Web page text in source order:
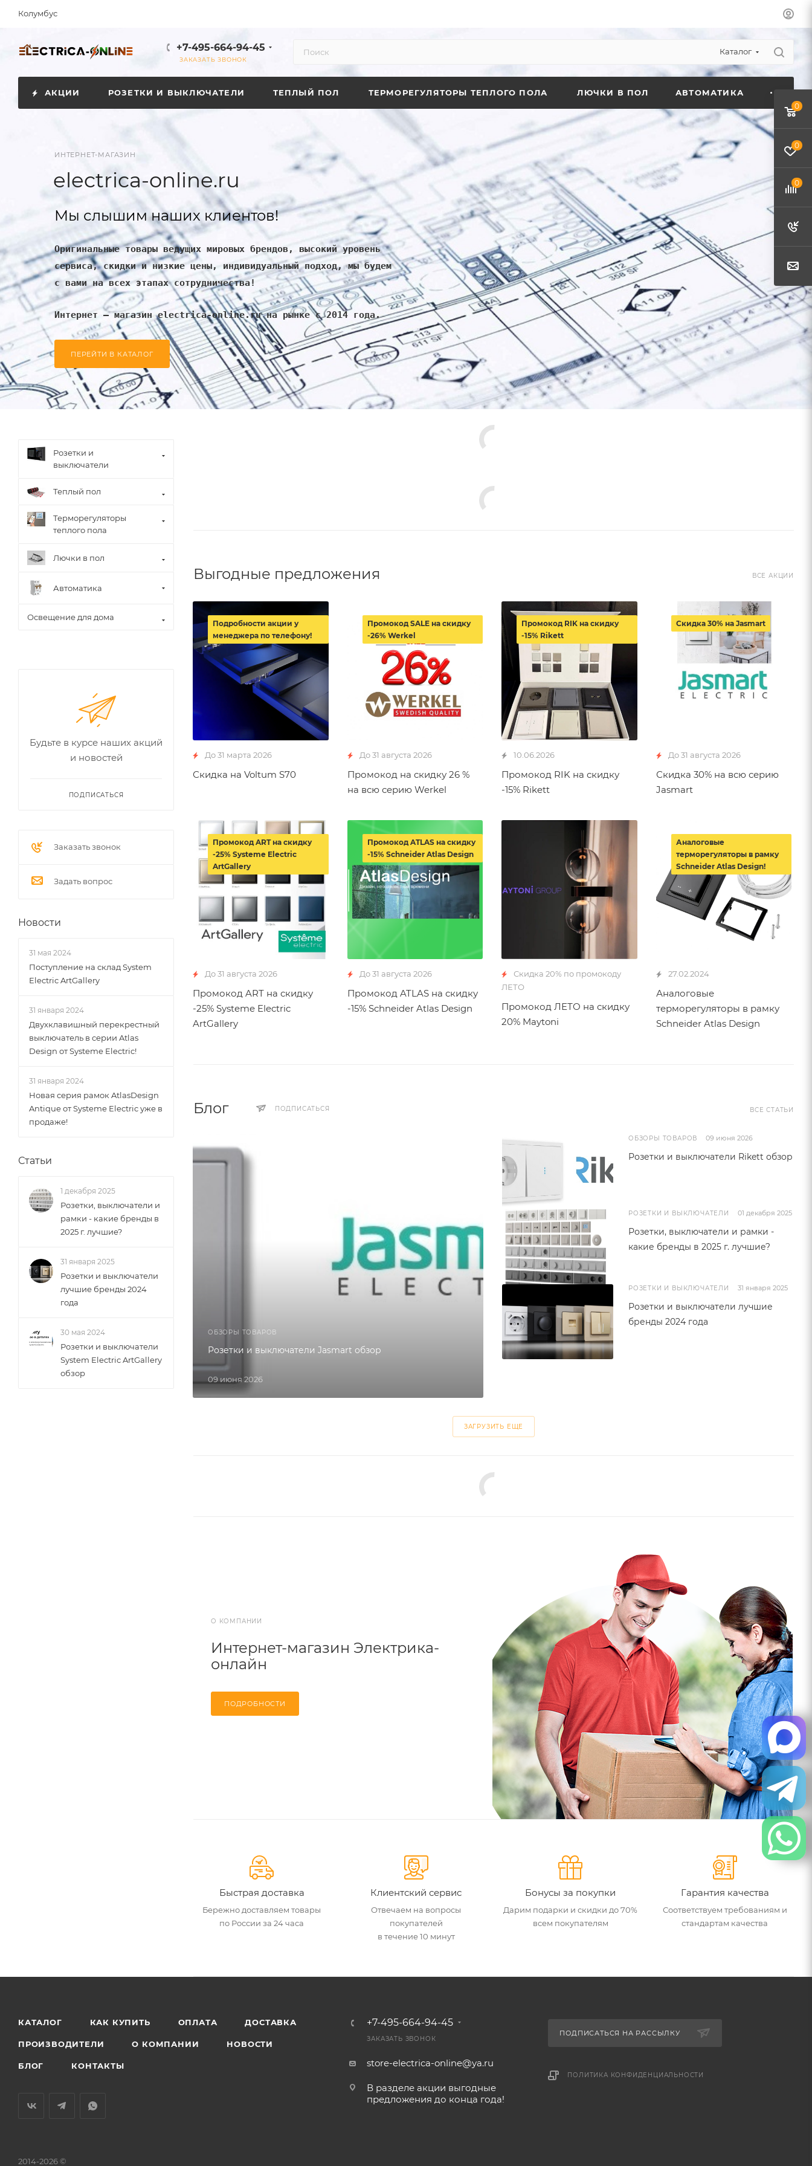
Колумбус
+7-495-664-94-45
ЗАКАЗАТЬ ЗВОНОК
Каталог
АКЦИИ РОЗЕТКИ И ВЫКЛЮЧАТЕЛИ ТЕПЛЫЙ ПОЛ ТЕРМОРЕГУЛЯТОРЫ ТЕПЛОГО ПОЛА ЛЮЧКИ В ПОЛ АВТОМАТИКА
ИНТЕРНЕТ-МАГАЗИН
electrica-online.ru
Мы слышим наших клиентов!
Оригинальные товары ведущих мировых брендов, высокий уровень
сервиса, скидки и низкие цены, индивидуальный подход, мы будем
с вами на всех этапах сотрудничества!
Интернет – магазин electrica-online.ru на рынке с 2014 года.
ПЕРЕЙТИ В КАТАЛОГ
Выгодные предложения ВСЕ АКЦИИ
До 31 марта 2026
Скидка на Voltum S70
Подробности акции у
менеджера по телефону!
До 31 августа 2026
Промокод на скидку 26 %
на всю серию Werkel
Промокод SALE на скидку
-26% Werkel
10.06.2026
Промокод RIK на скидку
-15% Rikett
Промокод RIK на скидку
-15% Rikett
До 31 августа 2026
Скидка 30% на всю серию
Jasmart
Скидка 30% на Jasmart
До 31 августа 2026
Промокод ART на скидку
-25% Systeme Electric
ArtGallery
Промокод ART на скидку
-25% Systeme Electric
ArtGallery
До 31 августа 2026
Промокод ATLAS на скидку
-15% Schneider Atlas Design
Промокод ATLAS на скидку
-15% Schneider Atlas Design
Скидка 20% по промокоду
ЛЕТО
Промокод ЛЕТО на скидку
20% Maytoni
27.02.2024
Аналоговые
терморегуляторы в рамку
Schneider Atlas Design
Аналоговые
терморегуляторы в рамку
Schneider Atlas Design!
Блог ПОДПИСАТЬСЯ ВСЕ СТАТЬИ
ОБЗОРЫ ТОВАРОВ
09 июня 2026
Розетки и выключатели Jasmart обзор
ОБЗОРЫ ТОВАРОВ 09 июня 2026
Розетки и выключатели Rikett обзор
РОЗЕТКИ И ВЫКЛЮЧАТЕЛИ 01 декабря 2025
Розетки, выключатели и рамки -
какие бренды в 2025 г. лучшие?
РОЗЕТКИ И ВЫКЛЮЧАТЕЛИ 31 января 2025
Розетки и выключатели лучшие
бренды 2024 года
ЗАГРУЗИТЬ ЕЩЕ
О КОМПАНИИ
Интернет-магазин Электрика-
онлайн
ПОДРОБНОСТИ
Быстрая доставка
Бережно доставляем товары
по России за 24 часа
Клиентский сервис
Отвечаем на вопросы
покупателей
в течение 10 минут
Бонусы за покупки
Дарим подарки и скидки до 70%
всем покупателям
Гарантия качества
Соответствуем требованиям и
стандартам качества
Розетки и
выключатели
Теплый пол
Терморегуляторы
теплого пола
Лючки в пол
Автоматика
Освещение для дома
Будьте в курсе наших акций
и новостей
ПОДПИСАТЬСЯ
Заказать звонок
Задать вопрос
Новости
31 мая 2024
Поступление на склад System
Electric ArtGallery
31 января 2024
Двухклавишный перекрестный
выключатель в серии Atlas
Design от Systeme Electric!
31 января 2024
Новая серия рамок AtlasDesign
Antique от Systeme Electric уже в
продаже!
Статьи
1 декабря 2025
Розетки, выключатели и
рамки - какие бренды в
2025 г. лучшие?
31 января 2025
Розетки и выключатели
лучшие бренды 2024
года
30 мая 2024
Розетки и выключатели
System Electric ArtGallery
обзор
КАТАЛОГ КАК КУПИТЬ ОПЛАТА ДОСТАВКА
ПРОИЗВОДИТЕЛИ О КОМПАНИИ НОВОСТИ
БЛОГ КОНТАКТЫ
+7-495-664-94-45
ЗАКАЗАТЬ ЗВОНОК
store-electrica-online@ya.ru
В разделе акции выгодные
предложения до конца года!
ПОДПИСАТЬСЯ НА РАССЫЛКУ
ПОЛИТИКА КОНФИДЕНЦИАЛЬНОСТИ
2014-2026 ©
0
0
0